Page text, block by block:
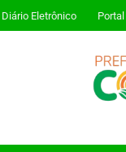
Diário Eletrônico